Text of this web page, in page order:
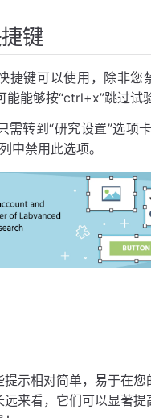
键
捷键可以使用，除非您
能能够按“ctrl+x”跳过试
需转到“研究设置”选项
中禁用此选项。
提示相对简单，易于在您
远来看，它们可以显著提